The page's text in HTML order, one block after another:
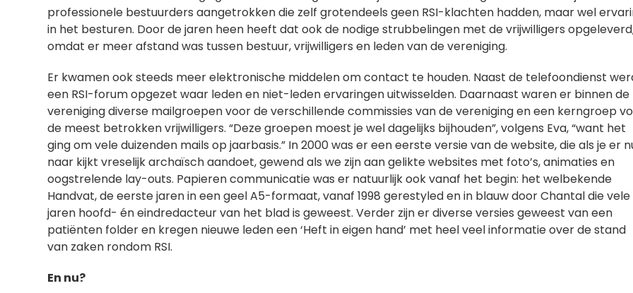
professionele bestuurders aangetrokken die zelf grotendeels geen RSI-klachten hadden, maar wel
in het besturen. Door de jaren heen heeft dat ook de nodige strubbelingen met de vrijwilligers
omdat er meer afstand was tussen bestuur, vrijwilligers en leden van de vereniging.
Er kwamen ook steeds meer elektronische middelen om contact te houden. Naast de telefoondienst
een RSI-forum opgezet waar leden en niet-leden ervaringen uitwisselden. Daarnaast waren er binnen de
vereniging diverse mailgroepen voor de verschillende commissies van de vereniging en een kerngroep
de meest betrokken vrijwilligers. “Deze groepen moest je wel dagelijks bijhouden”, volgens Eva, “want het
ging om vele duizenden mails op jaarbasis.” In 2000 was er een eerste versie van de website, die als je er
naar kijkt vreselijk archaïsch aandoet, gewend als we zijn aan gelikte websites met foto’s, animaties en
oogstrelende lay-outs. Papieren communicatie was er natuurlijk ook vanaf het begin: het welbekende
Handvat, de eerste jaren in een geel A5-formaat, vanaf 1998 gerestyled en in blauw door Chantal die vele
jaren hoofd- én eindredacteur van het blad is geweest. Verder zijn er diverse versies geweest van een
patiënten folder en kregen nieuwe leden een ‘Heft in eigen hand’ met heel veel informatie over de stand
van zaken rondom RSI.
En nu?